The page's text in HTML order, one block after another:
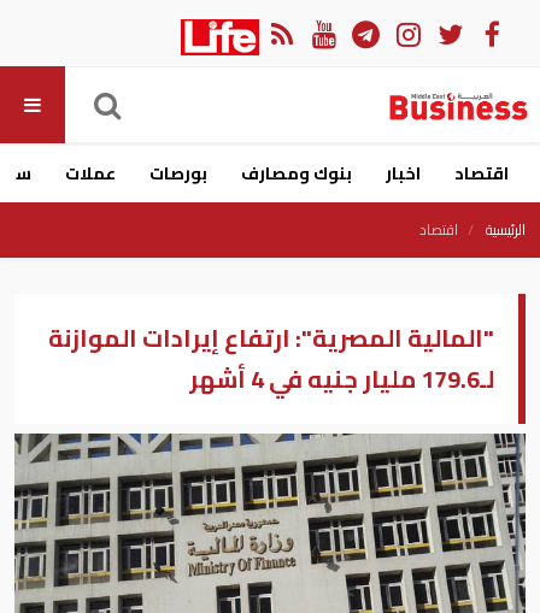
اقتصاد اخبار بنوك ومصارف بورصات عملات
الرئيسية اقتصاد
"المالية المصرية": ارتفاع إيرادات الموازنة
لـ179.6 مليار جنيه في 4 أشهر